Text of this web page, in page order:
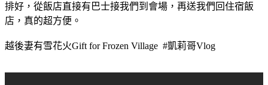
排好，從飯店直接有巴士接我們到會場，再送我們回住宿飯
店，真的超方便。
越後妻有雪花火Gift for Frozen Village #凱莉哥Vlog